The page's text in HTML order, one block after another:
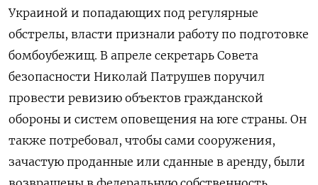
Украиной и попадающих под регулярные
обстрелы, власти признали работу по подготовке
бомбоубежищ. В апреле секретарь Совета
безопасности Николай Патрушев поручил
провести ревизию объектов гражданской
обороны и систем оповещения на юге страны. Он
также потребовал, чтобы сами сооружения,
зачастую проданные или сданные в аренду, были